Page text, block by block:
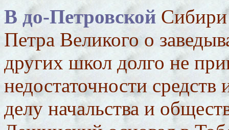
В до-Петровской Сибири
Петра Великого о
других школ долго не
недостаточности
делу начальства и